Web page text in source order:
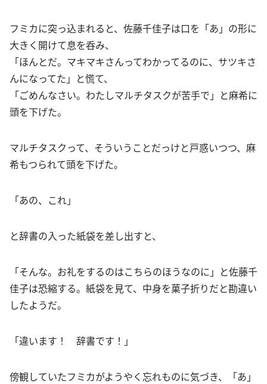
フミカに突っ込まれると、佐藤千佳子は口を「あ」の形に
大きく開けて息を呑み、
「ほんとだ。マキマキさんってわかってるのに、サツキさ
んになってた」と慌て、
「ごめんなさい。わたしマルチタスクが苦手で」と麻希に
頭を下げた。
マルチタスクって、そういうことだっけと戸惑いつつ、麻
希もつられて頭を下げた。
「あの、これ」
と辞書の入った紙袋を差し出すと、
「そんな。お礼をするのはこちらのほうなのに」と佐藤千
佳子は恐縮する。紙袋を見て、中身を菓子折りだと勘違い
したようだ。
「違います！ 辞書です！」
傍観していたフミカがようやく忘れものに気づき、「あ」